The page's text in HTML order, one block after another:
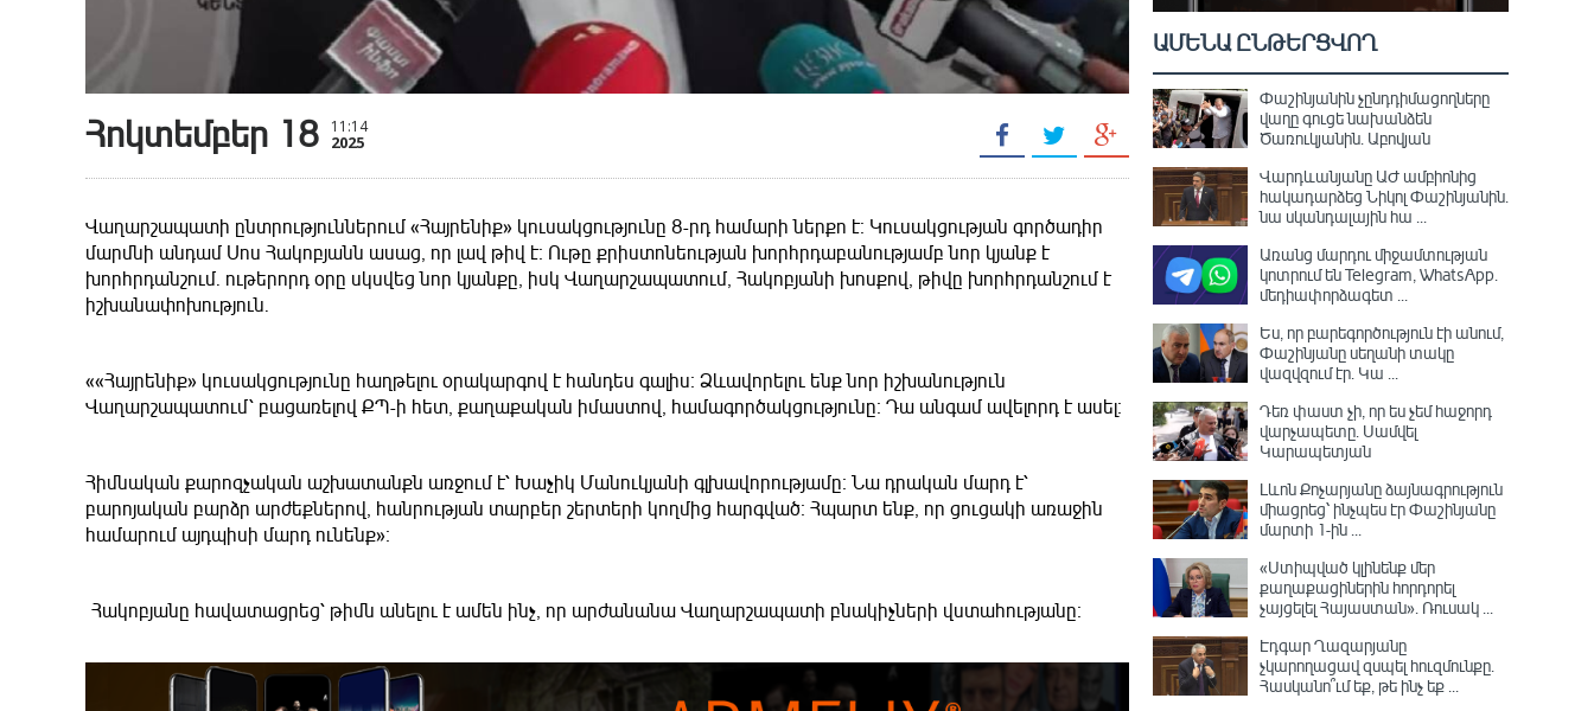
Հոկտեմբեր 18 11:14
2025
Վաղարշապատի ընտրություններում «Հայրենիք» կուսակցությունը 8-րդ համարի ներքո է։ Կուսակցության գործադիր
մարմնի անդամ Սոս Հակոբյանն ասաց, որ լավ թիվ է։ Ութը քրիստոնեության խորհրդաբանությամբ նոր կյանք է
խորհրդանշում․ ութերորդ օրը սկսվեց նոր կյանքը, իսկ Վաղարշապատում, Հակոբյանի խոսքով, թիվը խորհրդանշում է
իշխանափոխություն․
««Հայրենիք» կուսակցությունը հաղթելու օրակարգով է հանդես գալիս։ Ձևավորելու ենք նոր իշխանություն
Վաղարշապատում՝ բացառելով ՔՊ-ի հետ, քաղաքական իմաստով, համագործակցությունը։ Դա անգամ ավելորդ է ասել։
Հիմնական քարոզչական աշխատանքն առջում է՝ Խաչիկ Մանուկյանի գլխավորությամը։ Նա դրական մարդ է՝
բարոյական բարձր արժեքներով, հանրության տարբեր շերտերի կողմից հարգված։ Հպարտ ենք, որ ցուցակի առաջին
համարում այդպիսի մարդ ունենք»։
Հակոբյանը հավատացրեց՝ թիմն անելու է ամեն ինչ, որ արժանանա Վաղարշապատի բնակիչների վստահությանը։
ԱՄԵՆԱ ԸՆԹԵՐՑՎՈՂ
Փաշինյանին չընդդիմացողները
վաղը գուցե նախանձեն
Ծառուկյանին. Աբովյան
Վարդևանյանը ԱԺ ամբիոնից
հակադարձեց Նիկոլ Փաշինյանին․
նա սկանդալային հա ...
Առանց մարդու միջամտության
կոտրում են Telegram, WhatsApp․
մեդիափորձագետ ...
Ես, որ բարեգործություն էի անում,
Փաշինյանը սեղանի տակը
վազվզում էր․ Կա ...
Դեռ փաստ չի, որ ես չեմ հաջորդ
վարչապետը․ Սամվել
Կարապետյան
Լևոն Քոչարյանը ձայնագրություն
միացրեց՝ ինչպես էր Փաշինյանը
մարտի 1-ին ...
«Ստիպված կլինենք մեր
քաղաքացիներին հորդորել
չայցելել Հայաստան»․ Ռուսակ ...
Էդգար Ղազարյանը
չկարողացավ զսպել հուզմունքը.
Հասկանո՞ւմ եք, թե ինչ եք ...